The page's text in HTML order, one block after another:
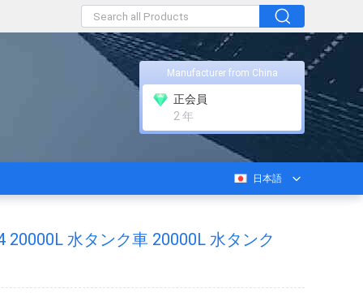
Manufacturer from China
正会員
2 年
日本語
20000L 水タンク車 20000L 水タンク